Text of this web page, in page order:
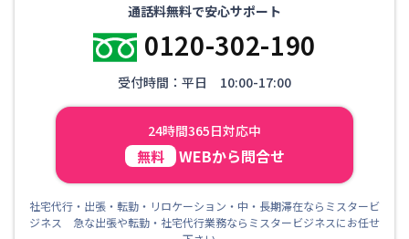
通話料無料で安心サポート
0120-302-190
受付時間：平日 10:00-17:00
24時間365日対応中
無料 WEBから問合せ
社宅代行・出張・転勤・リロケーション・中・長期滞在ならミスタービ
ジネス 急な出張や転勤・社宅代行業務ならミスタービジネスにお任せ